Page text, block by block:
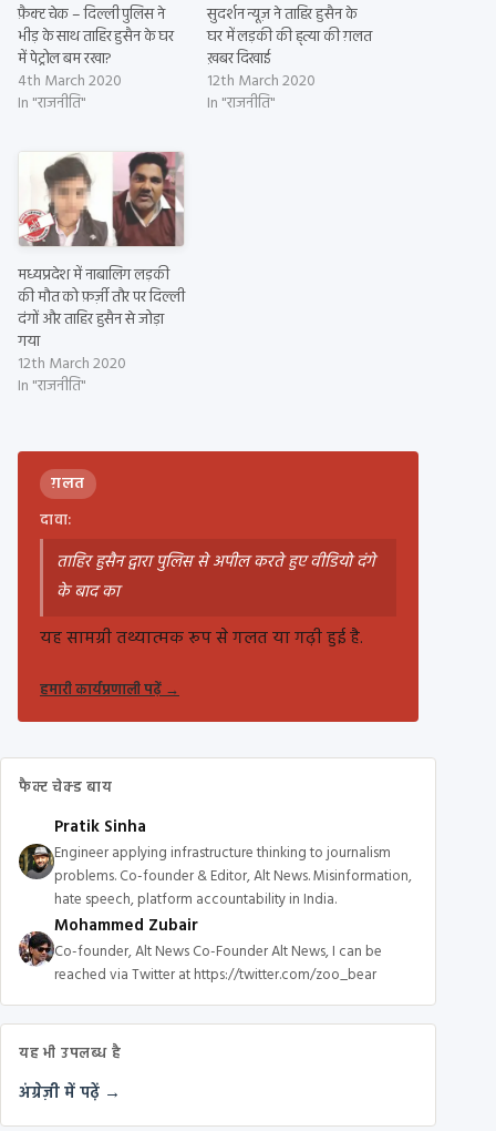
फ़ैक्ट चेक – दिल्ली पुलिस ने
भीड़ के साथ ताहिर हुसैन के घर
में पेट्रोल बम रखा?
4th March 2020
In "राजनीति"
सुदर्शन न्यूज़ ने ताहिर हुसैन के
घर में लड़की की ह्त्या की ग़लत
ख़बर दिखाई
12th March 2020
In "राजनीति"
मध्यप्रदेश में नाबालिग लड़की
की मौत को फ़र्ज़ी तौर पर दिल्ली
दंगों और ताहिर हुसैन से जोड़ा
गया
12th March 2020
In "राजनीति"
ग़लत
दावा:
ताहिर हुसैन द्वारा पुलिस से अपील करते हुए वीडियो दंगे
के बाद का
यह सामग्री तथ्यात्मक रूप से गलत या गढ़ी हुई है.
हमारी कार्यप्रणाली पढ़ें→
फैक्ट चेक्ड बाय
Pratik Sinha
Engineer applying infrastructure thinking to journalism
problems. Co-founder & Editor, Alt News. Misinformation,
hate speech, platform accountability in India.
Mohammed Zubair
Co-founder, Alt News Co-Founder Alt News, I can be
reached via Twitter at https://twitter.com/zoo_bear
यह भी उपलब्ध है
अंग्रेज़ी में पढ़ें →